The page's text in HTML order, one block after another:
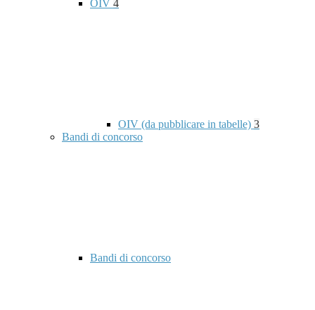
OIV 4
OIV (da pubblicare in tabelle) 3
Bandi di concorso
Bandi di concorso